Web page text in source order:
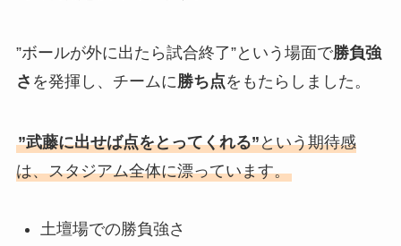
”ボールが外に出たら試合終了”という場面で勝負強
さ を発揮し、チームに勝ち点をもたらしました。
”武藤に出せば点をとってくれる”という期待感
は、スタジアム全体に漂っています。
土壇場での勝負強さ